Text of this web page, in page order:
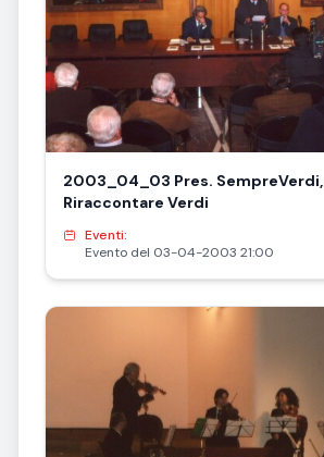
2003_04_03 Pres. SempreVerdi,
Riraccontare Verdi
Eventi:
Evento del 03-04-2003 21:00